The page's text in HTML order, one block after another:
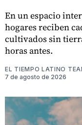
En un espacio
hogares reciben
cultivados sin
horas antes.
EL TIEMPO LATINO
7 de agosto de 2026